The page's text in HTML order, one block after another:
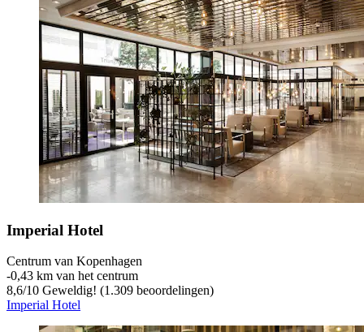
Imperial Hotel
Centrum van Kopenhagen
‐0,43 km van het centrum
8,6/10 Geweldig! (1.309 beoordelingen)
Imperial Hotel